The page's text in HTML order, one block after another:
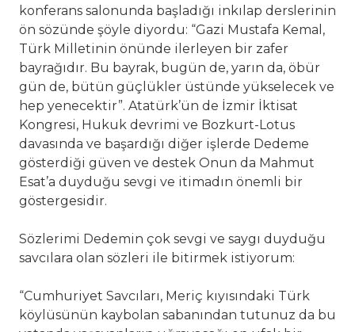
konferans salonunda başladığı inkılap derslerinin
ön sözünde şöyle diyordu: “Gazi Mustafa Kemal,
Türk Milletinin önünde ilerleyen bir zafer
bayrağıdır. Bu bayrak, bugün de, yarın da, öbür
gün de, bütün güçlükler üstünde yükselecek ve
hep yenecektir”. Atatürk’ün de İzmir İktisat
Kongresi, Hukuk devrimi ve Bozkurt-Lotus
davasında ve başardığı diğer işlerde Dedeme
gösterdiği güven ve destek Onun da Mahmut
Esat’a duyduğu sevgi ve itimadın önemli bir
göstergesidir.
Sözlerimi Dedemin çok sevgi ve saygı duyduğu
savcılara olan sözleri ile bitirmek istiyorum:
“Cumhuriyet Savcıları, Meriç kıyısındaki Türk
köylüsünün kaybolan sabanından tutunuz da bu